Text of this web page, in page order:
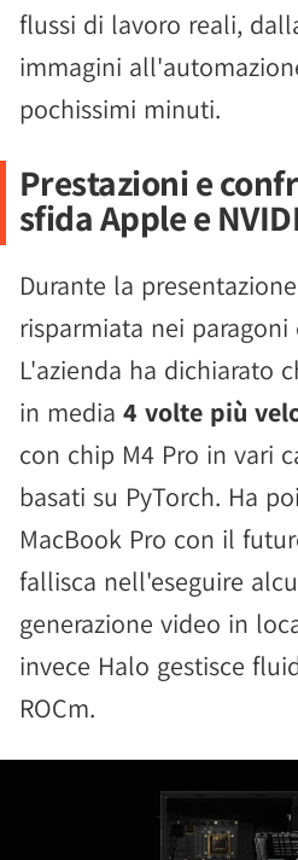
flussi di lavoro reali,
immagini
pochissimi minuti.
Prestazioni e
sfida Apple e
Durante la
risparmiata nei
L'azienda ha dichiarato
in media 4 volte più
con chip M4 Pro in vari
basati su PyTorch. Ha
MacBook Pro con il
fallisca nell'eseguire
generazione video in
invece Halo gestisce
ROCm.